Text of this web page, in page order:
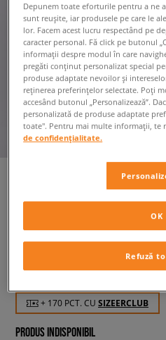
bărbați, sneakers
169,99 RON cu TVA
+ 170 PCT. CU SIZEERCLUB
PRODUS INDISPONIBIL
Depunem toate eforturile pentru a ne
sunt reușite, iar produsele pe care le
lor. Facem acest lucru respectând pe
caracter personal. Fă click pe butonul
informații despre modul în care
pregăti conținut personalizat special
produse adaptate nevoilor și
reținerea preferințelor selectate. Poți
accesând butonul „Personalizează”.
personalizată de produse adaptate
toate". Pentru mai multe informații, te
de confidențialitate.
Refuză
OK